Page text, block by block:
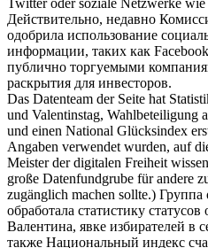
Twitter oder soziale Netzwerke wie
Действительно, недавно
одобрила использование
информации, таких как Facebook
публично торгуемыми
раскрытия для инвесторов.
Das Datenteam der Seite hat
und Valentinstag, Wahlbeteiligung
und einen National Glücksindex
Angaben verwendet wurden, auf
Meister der digitalen Freiheit
große Datenfundgrube für andere
zugänglich machen sollte.) Группа
обработала статистику
Валентина, явке избирателей в
также Национальный индекс